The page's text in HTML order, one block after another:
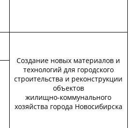
Создание новых материалов и
технологий для городского
строительства и реконструкции
объектов
жилищно-коммунального
хозяйства города Новосибирска